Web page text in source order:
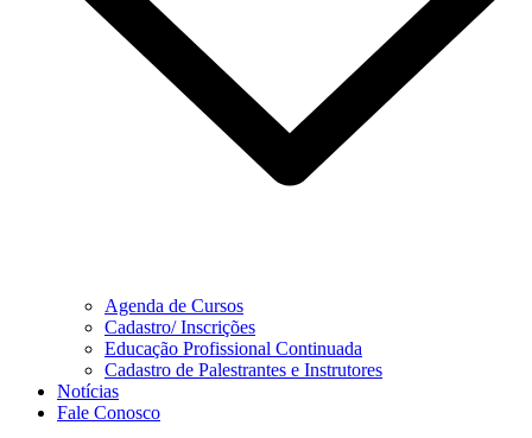
Agenda de Cursos
Cadastro/ Inscrições
Educação Profissional Continuada
Cadastro de Palestrantes e Instrutores
Notícias
Fale Conosco